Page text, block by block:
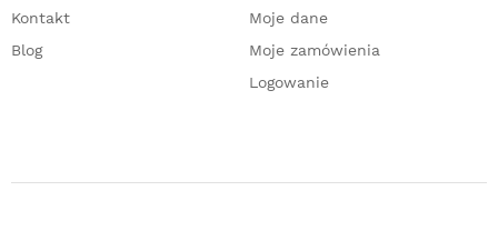
Kontakt
Blog
Moje dane
Moje zamówienia
Logowanie